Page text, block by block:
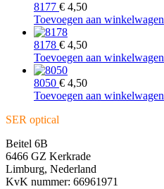
8177 € 4,50
Toevoegen aan winkelwagen
8178 € 4,50
Toevoegen aan winkelwagen
8050 € 4,50
Toevoegen aan winkelwagen
SER optical
Beitel 6B
6466 GZ Kerkrade
Limburg, Nederland
KvK nummer: 66961971